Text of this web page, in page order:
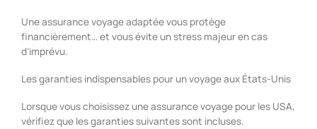
Une assurance voyage adaptée vous protège
financièrement… et vous évite un stress majeur en cas
d’imprévu.
Les garanties indispensables pour un voyage aux États-Unis
Lorsque vous choisissez une assurance voyage pour les USA,
vérifiez que les garanties suivantes sont incluses.